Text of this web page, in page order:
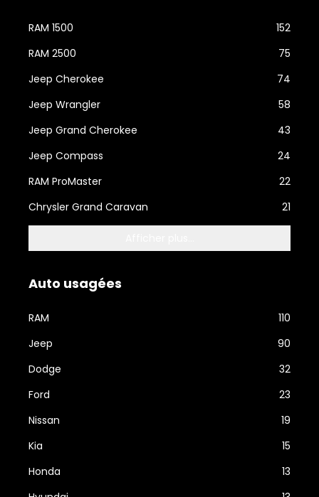
RAM 1500
152
RAM 2500
75
Jeep Cherokee
74
Jeep Wrangler
58
Jeep Grand Cherokee
43
Jeep Compass
24
RAM ProMaster
22
Chrysler Grand Caravan
21
Auto usagées
RAM
110
Jeep
90
Dodge
32
Ford
23
Nissan
19
Kia
15
Honda
13